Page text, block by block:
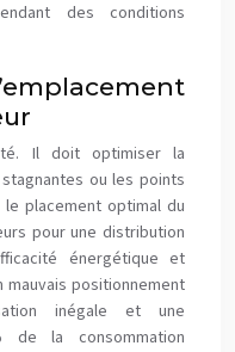
des conditions
Il doit optimiser la
ou les points
le placement optimal du
pour une distribution
énergétique et
mauvais positionnement
inégale et une
de la consommation